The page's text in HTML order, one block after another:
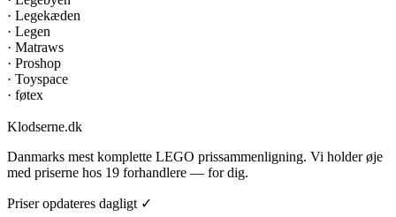
· Legekæden
· Legen
· Matraws
· Proshop
· Toyspace
· føtex
Klodserne.dk
Danmarks mest komplette LEGO prissammenligning. Vi holder øje
med priserne hos 19 forhandlere — for dig.
Priser opdateres dagligt ✓